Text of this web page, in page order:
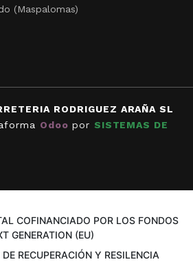
(Maspalomas)
RODRIGUEZ ARAÑA SL
Odoo por SISTEMAS DE
COFINANCIADO POR LOS FONDOS
GENERATION (EU)
RECUPERACIÓN Y RESILENCIA